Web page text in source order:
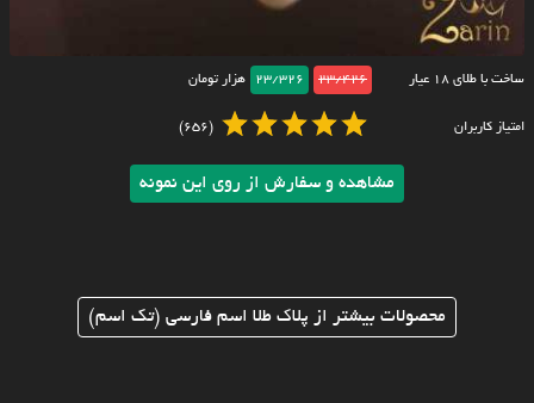
ساخت با طلای ۱۸ عیار 23/426
23/326 هزار تومان
امتیاز کاربران (656)
مشاهده و سفارش از روی این نمونه
محصولات بیشتر از پلاک طلا اسم فارسی (تک اسم)